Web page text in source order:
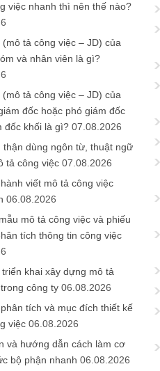
việc nhanh thì nên thế nào?
(mô tả công việc – JD) của
và nhân viên là gì?
(mô tả công việc – JD) của
đốc hoặc phó giám đốc
đốc khối là gì? 07.08.2026
thận dùng ngôn từ, thuật ngữ
tả công việc 07.08.2026
viết mô tả công việc
06.08.2026
mô tả công việc và phiếu
tích thông tin công việc
khai xây dựng mô tả
công ty 06.08.2026
tích và mục đích thiết kế
việc 06.08.2026
và hướng dẫn cách làm cơ
bộ phận nhanh 06.08.2026